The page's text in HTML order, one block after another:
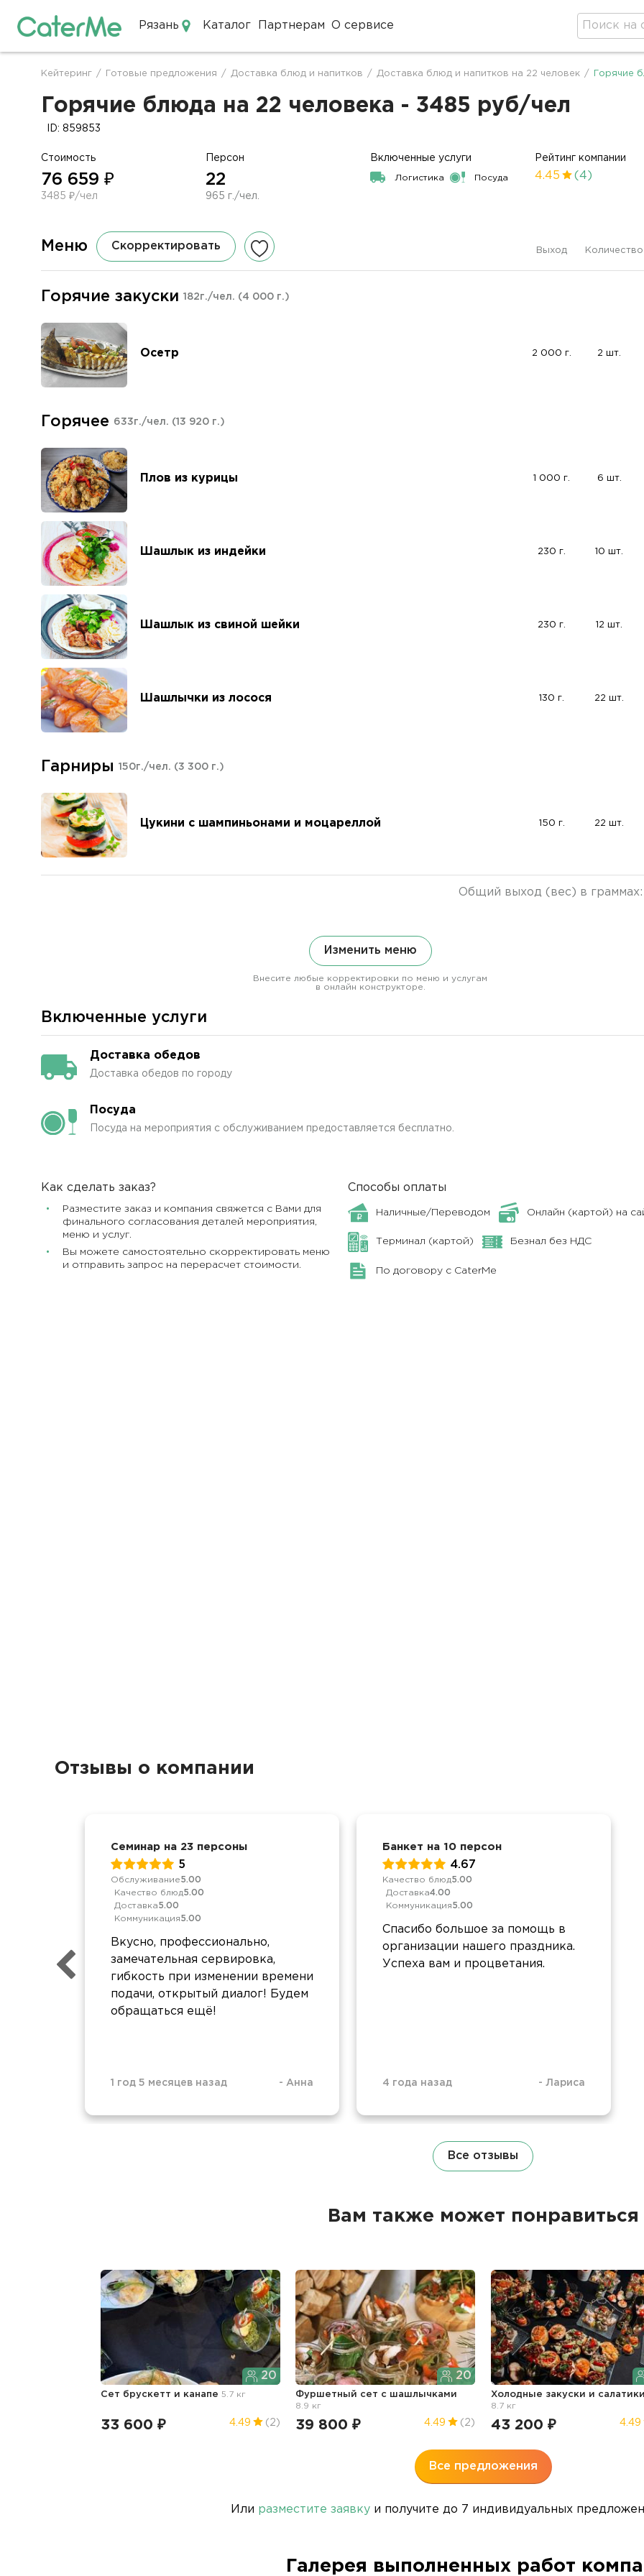
Рязань Каталог Партнерам О сервисе
Строка
навигации
Кейтеринг / Готовые предложения / Доставка блюд и напитков / Доставка блюд и напитков на 22 человек / Горячие
Горячие блюда на 22 человека - 3485 руб/чел
ID: 859853
Стоимость
76 659 ₽
3485 ₽/чел
Персон
22
965 г./чел.
Включенные услуги
Логистика Посуда
Рейтинг компании
4.45 (4)
Меню Скорректировать Выход Количество
Горячие закуски 182г./чел. (4 000 г.)
Осетр 2 000 г. 2 шт.
Горячее 633г./чел. (13 920 г.)
Плов из курицы 1 000 г. 6 шт.
Шашлык из индейки 230 г. 10 шт.
Шашлык из свиной шейки 230 г. 12 шт.
Шашлычки из лосося 130 г. 22 шт.
Гарниры 150г./чел. (3 300 г.)
Цукини с шампиньонами и моцареллой 150 г. 22 шт.
Общий выход (вес) в граммах:
Изменить меню
Внесите любые корректировки по меню и услугам
в онлайн конструкторе.
Включенные услуги
Доставка обедов
Доставка обедов по городу
Посуда
Посуда на мероприятия с обслуживанием предоставляется бесплатно.
Как сделать заказ?
Разместите заказ и компания свяжется с Вами для
финального согласования деталей мероприятия,
меню и услуг.
Вы можете самостоятельно скорректировать меню
и отправить запрос на перерасчет стоимости.
Способы оплаты
Наличные/Переводом Онлайн (картой) на
Терминал (картой) Безнал без НДС
По договору с CaterMe
Отзывы о компании
Семинар на 23 персоны
5
Обслуживание5.00
Качество блюд5.00
Доставка5.00
Коммуникация5.00
Вкусно, профессионально,
замечательная сервировка,
гибкость при изменении времени
подачи, открытый диалог! Будем
обращаться ещё!
1 год 5 месяцев назад - Анна
Банкет на 10 персон
4.67
Качество блюд5.00
Доставка4.00
Коммуникация5.00
Спасибо большое за помощь в
организации нашего праздника.
Успеха вам и процветания.
4 года назад - Лариса
Все отзывы
Вам также может понравиться
20
Сет брускетт и канапе 5.7 кг
33 600 ₽ 4.49 (2)
20
Фуршетный сет с шашлычками
8.9 кг
39 800 ₽ 4.49 (2)
Холодные закуски и салатики
8.7 кг
43 200 ₽ 4.49
Все предложения
Или разместите заявку и получите до 7 индивидуальных
Галерея выполненных работ